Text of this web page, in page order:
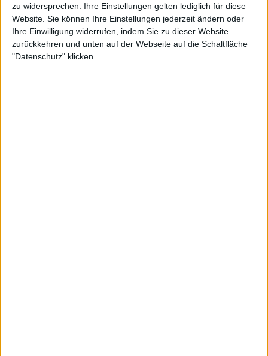
zu widersprechen. Ihre Einstellungen gelten lediglich für diese
Website. Sie können Ihre Einstellungen jederzeit ändern oder
Ihre Einwilligung widerrufen, indem Sie zu dieser Website
zurückkehren und unten auf der Webseite auf die Schaltfläche
"Datenschutz" klicken.